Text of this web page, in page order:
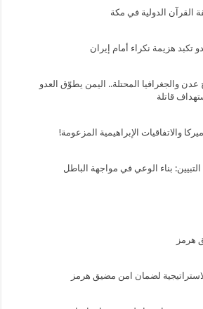
هزيمة نكراء أمام إيران
عدن والجغرافيا المحتلة.. اليمن يطوّق العدو
قاتلة
والاتفاقيات الإبراهيمية المزعومة!
بناء الوعي في مواجهة الباطل
هرمز
لضمان امن مضيق هرمز